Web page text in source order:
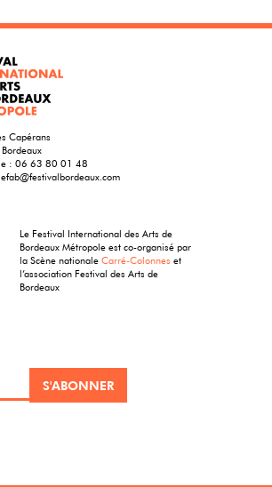
Capérans
: 06 63 80 01 48
Le Festival International des Arts de
Bordeaux Métropole est co-organisé par
la Scène nationaleCarré-Colonnes et
l’association Festival des Arts de
Bordeaux